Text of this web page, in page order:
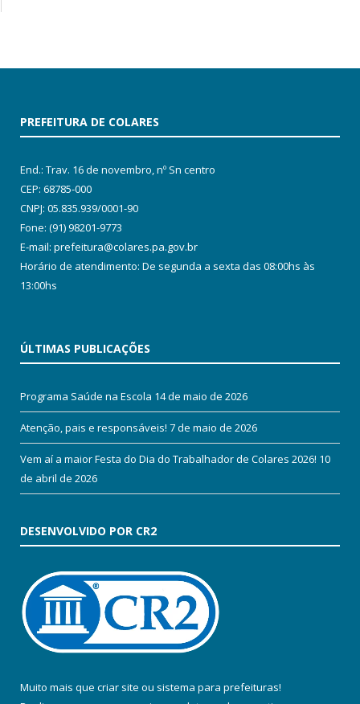
PREFEITURA DE COLARES
End.: Trav. 16 de novembro, nº Sn centro
CEP: 68785-000
CNPJ: 05.835.939/0001-90
Fone: (91) 98201-9773
E-mail: prefeitura@colares.pa.gov.br
Horário de atendimento: De segunda a sexta das 08:00hs às
13:00hs
ÚLTIMAS PUBLICAÇÕES
Programa Saúde na Escola 14 de maio de 2026
Atenção, pais e responsáveis! 7 de maio de 2026
Vem aí a maior Festa do Dia do Trabalhador de Colares 2026! 10
de abril de 2026
DESENVOLVIDO POR CR2
Muito mais que criar site ou sistema para prefeituras!